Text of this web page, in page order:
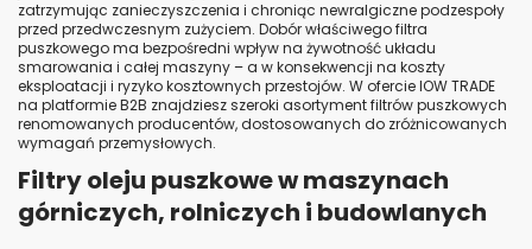
zatrzymując zanieczyszczenia i chroniąc newralgiczne podzespoły
przed przedwczesnym zużyciem. Dobór właściwego filtra
puszkowego ma bezpośredni wpływ na żywotność układu
smarowania i całej maszyny – a w konsekwencji na koszty
eksploatacji i ryzyko kosztownych przestojów. W ofercie IOW TRADE
na platformie B2B znajdziesz szeroki asortyment filtrów puszkowych
renomowanych producentów, dostosowanych do zróżnicowanych
wymagań przemysłowych.
Filtry oleju puszkowe w maszynach
górniczych, rolniczych i budowlanych